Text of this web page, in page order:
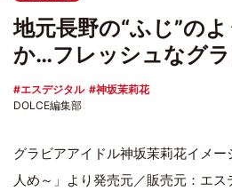
地元長野の“ふじ”の
か…フレッシュなグ
エスデジタル
神坂茉莉花
DOLCE編集部
グラビアアイドル神坂茉莉花イメー
人め～」より発売元／販売元：エ